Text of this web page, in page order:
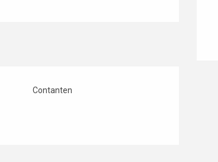
Contanten